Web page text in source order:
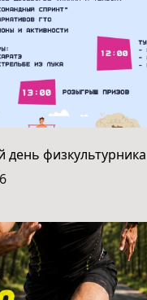
день физкультурника